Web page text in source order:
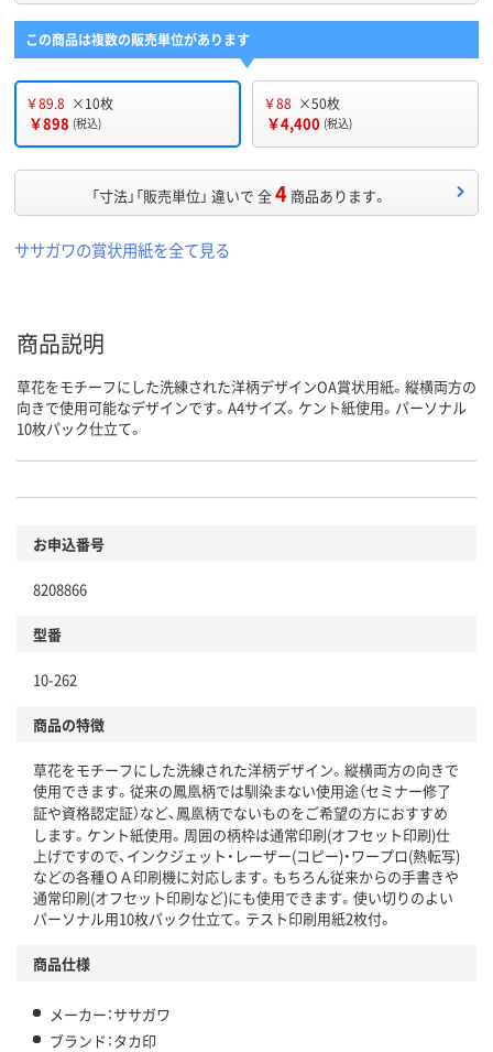
この商品は複数の販売単位があります
￥89.8 ×10枚
￥898 (税込)
￥88 ×50枚
￥4,400 (税込)
「寸法」「販売単位」 違いで 全4 商品あります。
ササガワの賞状用紙を全て見る
商品説明
草花をモチーフにした洗練された洋柄デザインOA賞状用紙。縦横両方の
向きで使用可能なデザインです。A4サイズ。ケント紙使用。パーソナル
10枚パック仕立て。
お申込番号
8208866
型番
10-262
商品の特徴
草花をモチーフにした洗練された洋柄デザイン。縦横両方の向きで
使用できます。従来の鳳凰柄では馴染まない使用途（セミナー修了
証や資格認定証）など、鳳凰柄でないものをご希望の方におすすめ
します。ケント紙使用。周囲の柄枠は通常印刷(オフセット印刷)仕
上げですので、インクジェット・レーザー(コピー)・ワープロ(熱転写)
などの各種ＯＡ印刷機に対応します。もちろん従来からの手書きや
通常印刷(オフセット印刷など)にも使用できます。使い切りのよい
パーソナル用10枚パック仕立て。テスト印刷用紙2枚付。
商品仕様
メーカー：ササガワ
ブランド：タカ印